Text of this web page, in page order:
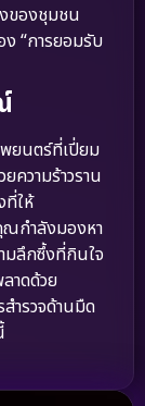
ของชุมชน
“การยอมรับ
ยนตร์ที่เปี่ยม
ความร้าวราน
ที่ให้
ณกำลังมองหา
มลึกซึ้งที่กินใจ
าดด้วย
ำรวจด้านมืด